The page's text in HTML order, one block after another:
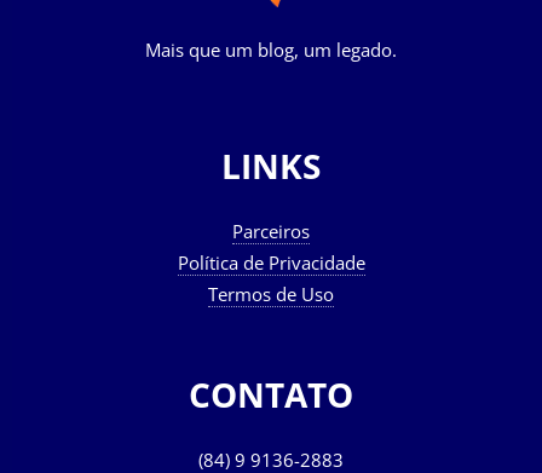
Mais que um blog, um legado.
LINKS
Parceiros
Política de Privacidade
Termos de Uso
CONTATO
(84) 9 9136-2883